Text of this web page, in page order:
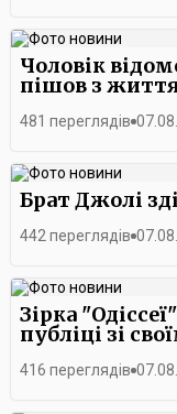
Чоловік
пішов з
481 переглядів
Брат Джолі
442 переглядів
Зірка
публіці зі
416 переглядів